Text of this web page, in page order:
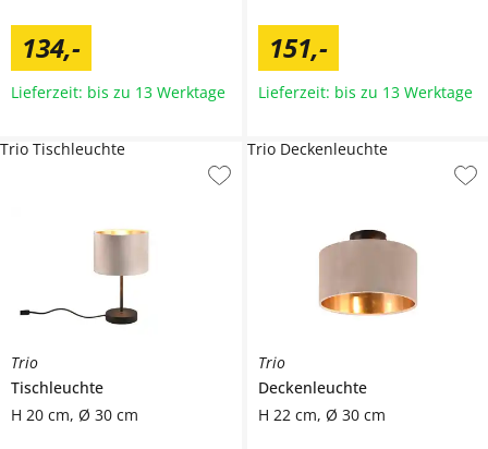
134,-
Lieferzeit: bis zu 13 Werktage
151,-
Lieferzeit: bis zu 13 Werktage
Trio
Tischleuchte
H 20 cm, Ø 30 cm
Trio Tischleuchte
Trio
Deckenleuchte
H 22 cm, Ø 30 cm
Trio Deckenleuchte